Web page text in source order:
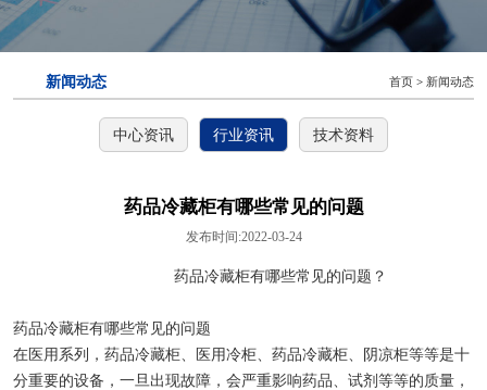
新闻动态 首页 > 新闻动态
中心资讯 行业资讯 技术资料
药品冷藏柜有哪些常见的问题
发布时间:2022-03-24
药品冷藏柜有哪些常见的问题？
药品冷藏柜有哪些常见的问题
在医用系列，药品冷藏柜、医用冷柜、药品冷藏柜、阴凉柜等等是十
分重要的设备，一旦出现故障，会严重影响药品、试剂等等的质量，
医用冷藏柜
样本灭活仪
灭活恒温箱
实验室低温冰箱